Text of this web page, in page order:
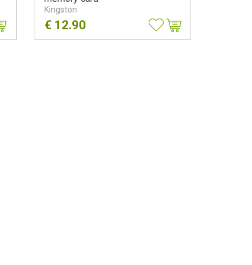
Kingston
€ 12.90